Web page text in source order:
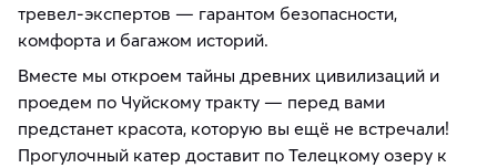
тревел-экспертов — гарантом безопасности,
комфорта и багажом историй.
Вместе мы откроем тайны древних цивилизаций и
проедем по Чуйскому тракту — перед вами
предстанет красота, которую вы ещё не встречали!
Прогулочный катер доставит по Телецкому озеру к